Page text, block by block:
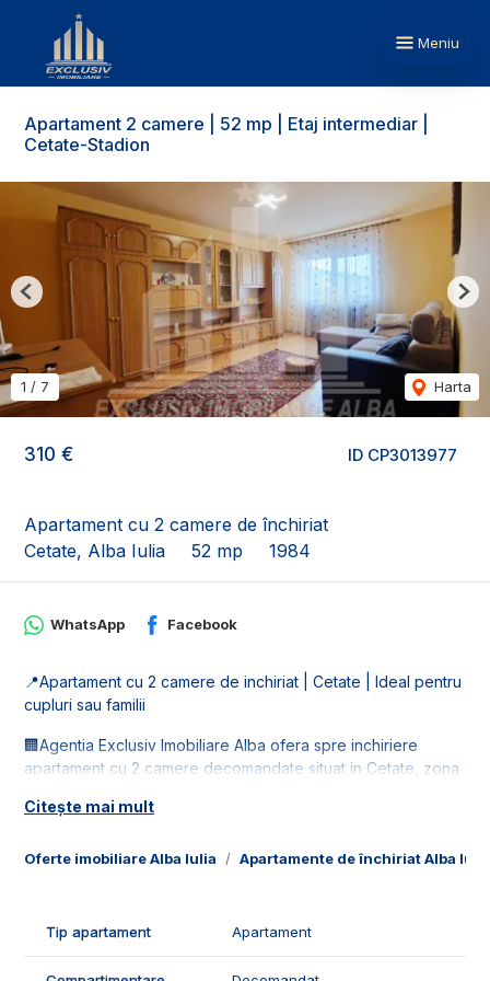
Meniu
Apartament 2 camere | 52 mp | Etaj intermediar |
Cetate-Stadion
ID CP3013977
310 €
Apartament cu 2 camere de închiriat
Cetate, Alba Iulia
52 mp 1984
1 / 7 Harta
Previous
Oferte imobiliare Alba Iulia Apartamente de închiriat Alba Iulia
WhatsApp Facebook
📍Apartament cu 2 camere de inchiriat | Cetate | Ideal pentru
cupluri sau familii
🏢Agentia Exclusiv Imobiliare Alba ofera spre inchiriere
apartament cu 2 camere decomandate situat in Cetate, zona
din:
- 1 dormitor;
- 1 baie;
Citește mai mult
Tip apartament Apartament